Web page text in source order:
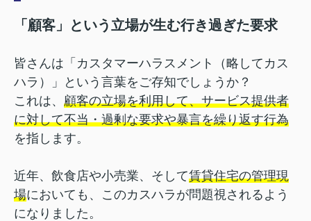
「顧客」という立場が生む行き過ぎた要求
皆さんは「カスタマーハラスメント（略してカス
ハラ）」という言葉をご存知でしょうか？
これは、 顧客の立場を利用して、サービス提供者
に対して不当・過剰な要求や暴言を繰り返す行為
を指します。
近年、飲食店や小売業、そして賃貸住宅の管理現
場においても、このカスハラが問題視されるよう
になりました。